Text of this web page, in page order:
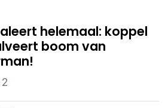
helemaal: koppel
boom van